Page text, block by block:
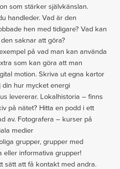
som stärker självkänslan.
handleder. Vad är den
hen med tidigare? Vad kan
saknar att göra?
på vad man kan använda
som kan göra att man
motion. Skriva ut egna kartor
din hur mycket energi
levererar. Lokalhistoria – finns
på nätet? Hitta en podd i ett
av. Fotografera – kurser på
medier
grupper, grupper med
eller informativa grupper!
sätt att få kontakt med andra.